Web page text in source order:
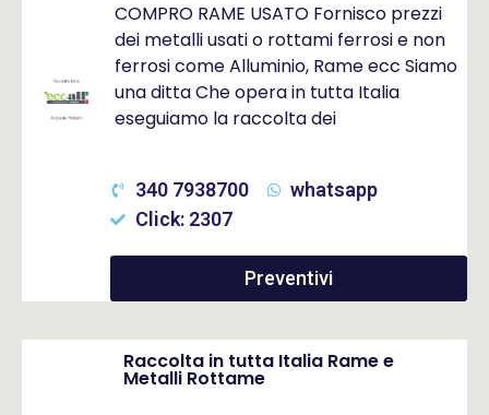
COMPRO RAME USATO Fornisco prezzi
dei metalli usati o rottami ferrosi e non
ferrosi come Alluminio, Rame ecc Siamo
una ditta Che opera in tutta Italia
eseguiamo la raccolta dei
340 7938700
whatsapp
Click: 2307
Preventivi
Raccolta in tutta Italia Rame e
Metalli Rottame